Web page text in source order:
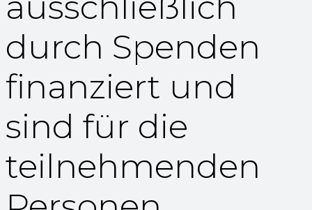
durch Spenden
finanziert und
sind für die
teilnehmenden